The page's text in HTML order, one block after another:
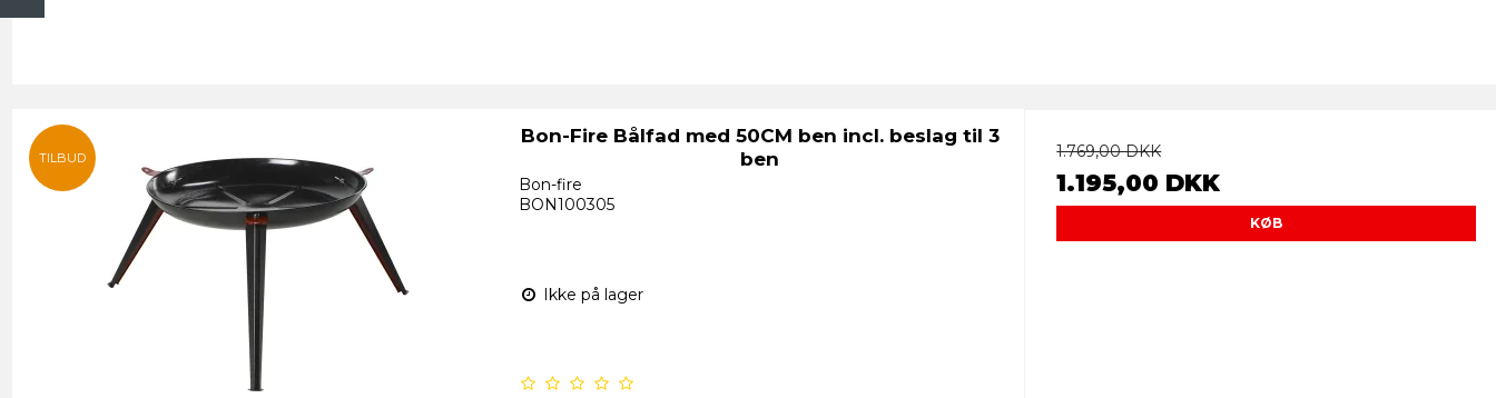
TILBUD
Bon-Fire Bålfad med 50CM ben incl. beslag til 3
ben
Bon-fire
BON100305
Ikke på lager
1.769,00 DKK
1.195,00 DKK
KØB